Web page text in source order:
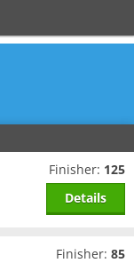
Finisher: 125
Details
Finisher: 85